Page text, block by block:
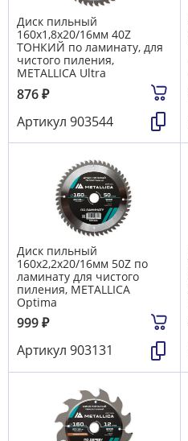
Диск пильный
160х1,8х20/16мм 40Z
ТОНКИЙ по ламинату, для
чистого пиления,
METALLICA Ultra
876₽
Артикул 903544
Диск пильный
160х2,2х20/16мм 50Z по
ламинату для чистого
пиления, METALLICA
Optima
999₽
Артикул 903131